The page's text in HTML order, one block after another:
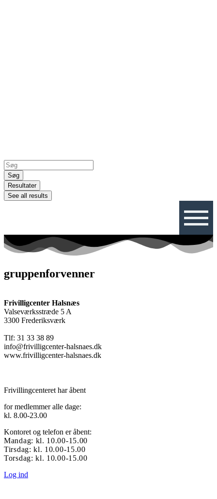
Search
...Søg
Resultater
See all results
gruppenforvenner
Frivilligcenter Halsnæs
Valseværksstræde 5 A
3300 Frederiksværk
Tlf: 31 33 38 89
info@frivilligcenter-halsnaes.dk
www.frivilligcenter-halsnaes.dk
Frivillingcenteret har åbent
for medlemmer alle dage:
kl. 8.00-23.00
Kontoret og telefon er åbent:
Mandag: kl. 10.00-15.00
Tirsdag: kl. 10.00-15.00
Torsdag: kl. 10.00-15.00
Log ind